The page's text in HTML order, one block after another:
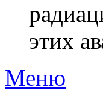
этих
Меню